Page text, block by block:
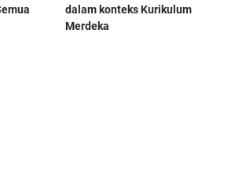
dalam konteks Kurikulum
Merdeka